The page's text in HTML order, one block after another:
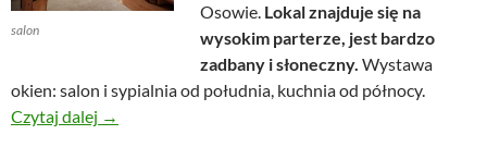
salon
Osowie. Lokal znajduje się na
wysokim parterze, jest bardzo
zadbany i słoneczny. Wystawa
okien: salon i sypialnia od południa, kuchnia od północy.
Czytaj dalej Mieszkanie, 2 pokoje, kuchnia, Gdańsk Osowa
→